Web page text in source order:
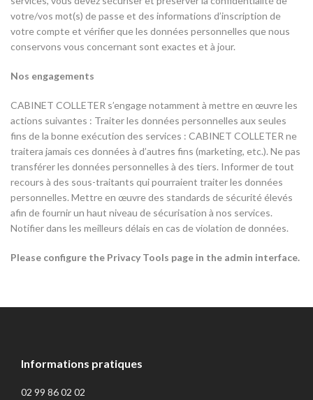
votre/vos mot(s) de passe et des informations d’inscription de
votre compte et vérifier que les données personnelles que nous
conservons vous concernant sont exactes et à jour.
Nos engagements
CABINET COLLETER s’engage notamment à mettre en œuvre les
actions suivantes : Traiter les données personnelles aux seules
fins de la bonne exécution des services : CABINET COLLETER ne
traitera jamais ces données à d’autres fins (marketing, etc.). Ne pas
transférer les données personnelles à des tiers. Informer de tout
recours à des sous-traitants qui pourraient traiter les données
personnelles. Mettre en œuvre des standards de sécurité élevés
afin de fournir un haut niveau de sécurisation à nos services.
Notifier dans les meilleurs délais en cas de violation de données.
Please configure the Privacy Tools page in the admin interface.
Informations pratiques
02 99 86 02 02